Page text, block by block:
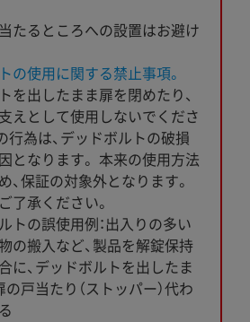
たるところへの設置はお避け
の使用に関する禁止事項。
を出したまま扉を閉めたり、
えとして使用しないでくださ
行為は、デッドボルトの破損
となります。 本来の使用方法
、保証の対象外となります。
了承ください。
トの誤使用例：出入りの多い
の搬入など、製品を解錠保持
に、デッドボルトを出したま
の戸当たり（ストッパー）代わ